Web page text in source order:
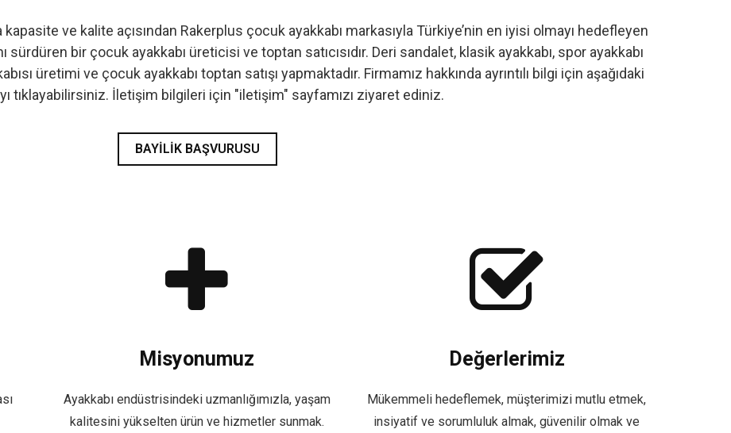
kapasite ve kalite açısından Rakerplus çocuk ayakkabı markasıyla Türkiye’nin en iyisi olmayı hedefleyen
sürdüren bir çocuk ayakkabı üreticisi ve toptan satıcısıdır. Deri sandalet, klasik ayakkabı, spor ayakkabı
üretimi ve çocuk ayakkabı toptan satışı yapmaktadır. Firmamız hakkında ayrıntılı bilgi için aşağıdaki
tıklayabilirsiniz. İletişim bilgileri için "iletişim" sayfamızı ziyaret ediniz.
BAYILIK BAŞVURUSU
Misyonumuz
Ayakkabı endüstrisindeki uzmanlığımızla, yaşam
kalitesini yükselten ürün ve hizmetler sunmak.
Değerlerimiz
Mükemmeli hedeflemek, müşterimizi mutlu etmek,
insiyatif ve sorumluluk almak, güvenilir olmak ve